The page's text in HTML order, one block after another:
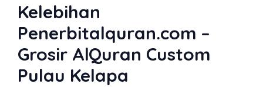
Kelebihan
Penerbitalquran.com –
Grosir AlQuran Custom
Pulau Kelapa